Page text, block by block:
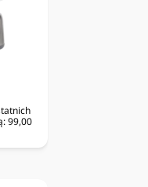
99,00